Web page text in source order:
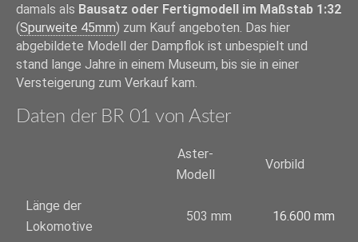
damals als Bausatz oder Fertigmodell im Maßstab 1:32
(Spurweite 45mm) zum Kauf angeboten. Das hier
abgebildete Modell der Dampflok ist unbespielt und
stand lange Jahre in einem Museum, bis sie in einer
Versteigerung zum Verkauf kam.
Daten der BR 01 von Aster
Aster-
Modell
Vorbild
Länge der
Lokomotive
503 mm 16.600 mm